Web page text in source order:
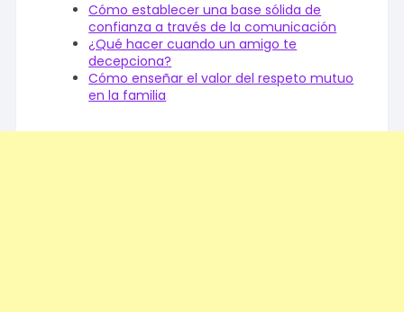
Cómo establecer una base sólida de
confianza a través de la comunicación
¿Qué hacer cuando un amigo te
decepciona?
Cómo enseñar el valor del respeto mutuo
en la familia